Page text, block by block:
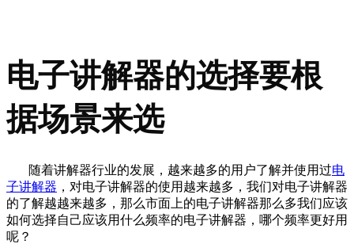
电子讲解器的选择要根
据场景来选
随着讲解器行业的发展，越来越多的用户了解并使用过电
子讲解器 ，对电子讲解器的使用越来越多，我们对电子讲解器
的了解越越来越多，那么市面上的电子讲解器那么多我们应该
如何选择自己应该用什么频率的电子讲解器，哪个频率更好用
呢？